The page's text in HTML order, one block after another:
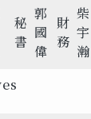
秘
書
郭
國
偉
財
務
柴
宇
瀚